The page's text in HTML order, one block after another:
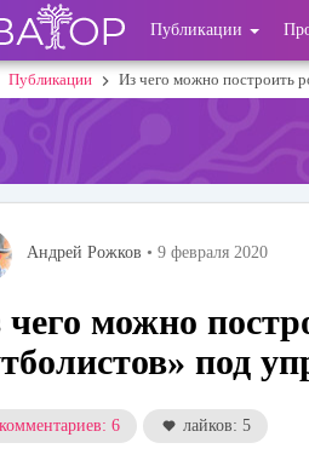
Публикации
Публикации Из чего можно построить
Андрей Рожков • 9 февраля 2020
можно
под
комментариев: 6 лайков: 5